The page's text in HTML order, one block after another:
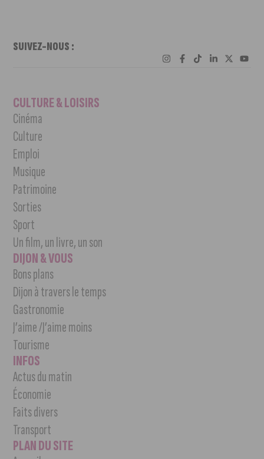
SUIVEZ-NOUS :
CULTURE & LOISIRS
Cinéma
Culture
Emploi
Musique
Patrimoine
Sorties
Sport
Un film, un livre, un son
DIJON & VOUS
Bons plans
Dijon à travers le temps
Gastronomie
J’aime /J’aime moins
Tourisme
INFOS
Actus du matin
Économie
Faits divers
Transport
PLAN DU SITE